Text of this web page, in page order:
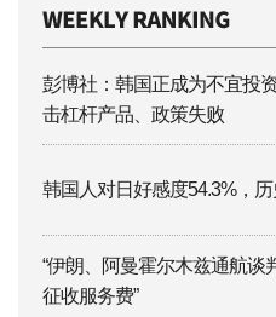
彭博社：韩国正成为不宜投
击杠杆产品、政策失败
韩国人对日好感度54.3%，
“伊朗、阿曼霍尔木兹通航
征收服务费”